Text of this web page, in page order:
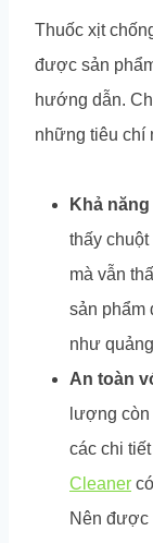
Thuốc xịt
được sản
hướng dẫn.
những tiêu chí
Khả
thấy
mà vẫn
sản phẩm
như
An toàn
lượng
các chi
Cleaner
Nên được